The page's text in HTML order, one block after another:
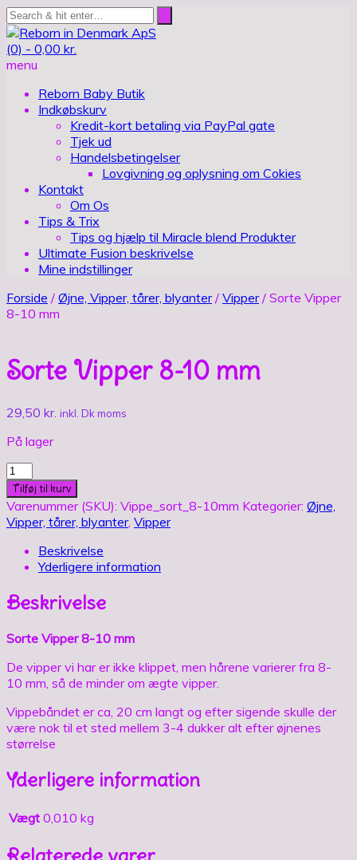
(0) - 0,00 kr.
menu
Reborn Baby Butik
Indkøbskurv
Kredit-kort betaling via PayPal gate
Tjek ud
Handelsbetingelser
Lovgivning og oplysning om Cokies
Kontakt
Om Os
Tips & Trix
Tips og hjælp til Miracle blend Produkter
Ultimate Fusion beskrivelse
Mine indstillinger
Forside / Øjne, Vipper, tårer, blyanter/ Vipper/ Sorte Vipper
8-10 mm
Sorte Vipper 8-10 mm
29,50 kr. inkl. Dk moms
På lager
Sorte
Vipper
8-
10
mm
antal
Tilføj til kurv
Varenummer (SKU): Vippe_sort_8-10mm Kategorier: Øjne,
Vipper, tårer, blyanter, Vipper
Beskrivelse
Yderligere information
Beskrivelse
Sorte Vipper 8-10 mm
De vipper vi har er ikke klippet, men hårene varierer fra 8-
10 mm, så de minder om ægte vipper.
Vippebåndet er ca, 20 cm langt og efter sigende skulle der
være nok til et sted mellem 3-4 dukker alt efter øjnenes
størrelse
Yderligere information
Vægt 0,010 kg